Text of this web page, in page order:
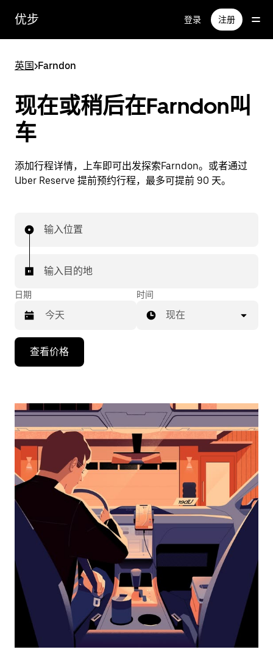
优步 登录 注册
英国>Farndon
现在或稍后在Farndon叫
车
添加行程详情，上车即可出发探索Farndon。或者通过
Uber Reserve 提前预约行程，最多可提前 90 天。
输入位置
输入目的地
日期
向
头
浏
日
并
期。
按
退
时间
现在
查看价格